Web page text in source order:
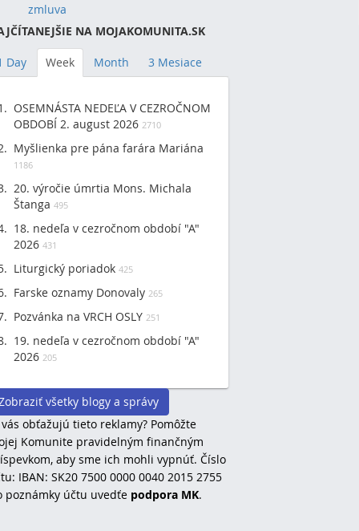
zmluva
NA MOJAKOMUNITA.SK
Day Week Month 3 Mesiace
OSEMNÁSTA NEDEĽA V CEZROČNOM
OBDOBÍ 2. august 2026 2710
Myšlienka pre pána farára Mariána
1186
20. výročie úmrtia Mons. Michala
Štanga 495
18. nedeľa v cezročnom období "A"
2026 431
Liturgický poriadok 425
Farske oznamy Donovaly 265
Pozvánka na VRCH OSLY 251
19. nedeľa v cezročnom období "A"
2026 205
všetky blogy a správy
obťažujú tieto reklamy? Pomôžte
Komunite pravidelným finančným
aby sme ich mohli vypnúť. Číslo
IBAN: SK20 7500 0000 0040 2015 2755
poznámky účtu uvedťe podpora MK.